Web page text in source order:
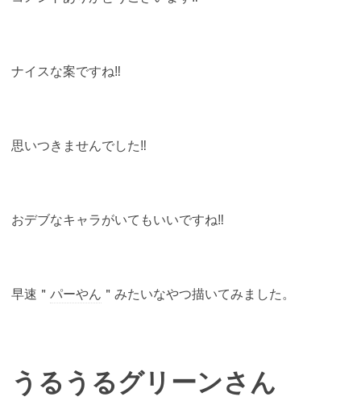
ナイスな案ですね‼︎
思いつきませんでした‼︎
おデブなキャラがいてもいいですね‼︎
早速＂ パーやん ＂みたいなやつ描いてみました。
うるうるグリーンさん